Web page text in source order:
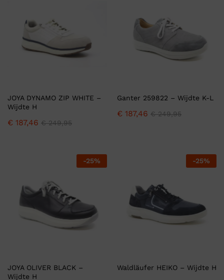
JOYA DYNAMO ZIP WHITE –
Wijdte H
€ 187,46 €249,95
Ganter 259822 – Wijdte K-L
€ 187,46 €249,95
-25%
JOYA OLIVER BLACK –
Wijdte H
-25%
Waldläufer HEIKO – Wijdte H